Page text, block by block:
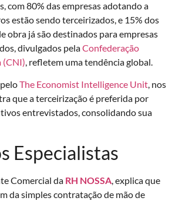
com 80% das empresas adotando a
estão sendo terceirizados, e 15% dos
obra já são destinados para empresas
divulgados pelaConfederação
(CNI) , refletem uma tendência global.
The Economist Intelligence Unit, nos
que a terceirização é preferida por
entrevistados, consolidando sua
Especialistas
Comercial da RH NOSSA, explica que
da simples contratação de mão de